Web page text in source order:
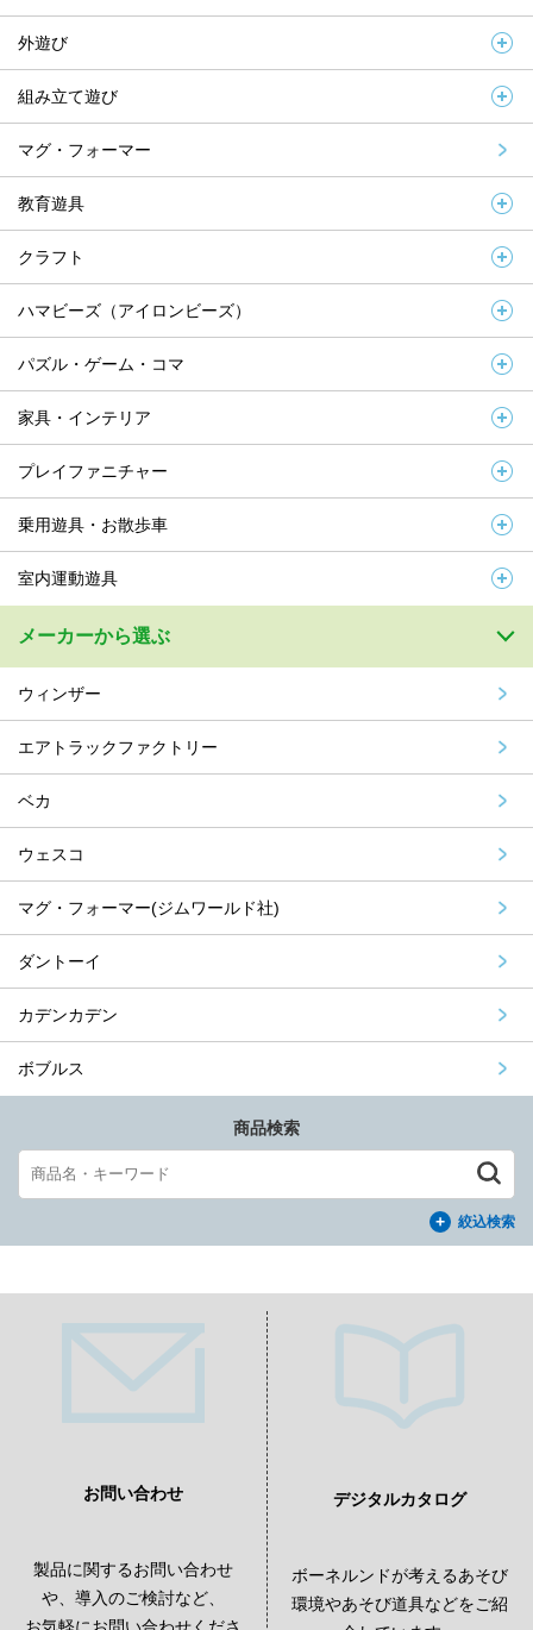
外遊び
組み立て遊び
マグ・フォーマー
教育遊具
クラフト
ハマビーズ（アイロンビーズ）
パズル・ゲーム・コマ
家具・インテリア
プレイファニチャー
乗用遊具・お散歩車
室内運動遊具
メーカーから選ぶ
ウィンザー
エアトラックファクトリー
ベカ
ウェスコ
マグ・フォーマー(ジムワールド社)
ダントーイ
カデンカデン
ボブルス
商品検索
絞込検索
お問い合わせ
製品に関するお問い合わせ
や、導入のご検討など、
デジタルカタログ
ボーネルンドが考えるあそび
環境やあそび道具などをご紹